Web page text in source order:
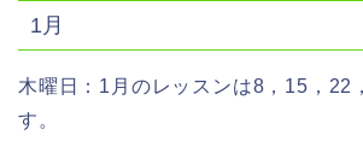
1月
木曜日：1月のレッスンは8，15，22
す。